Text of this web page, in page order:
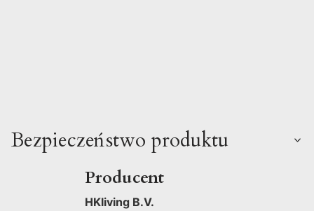
Bezpieczeństwo produktu
Producent
HKliving B.V.